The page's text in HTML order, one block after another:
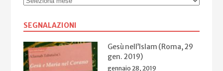
SEGNALAZIONI
Gesù nell’Islam (Roma, 29
gen. 2019)
gennaio 28, 2019